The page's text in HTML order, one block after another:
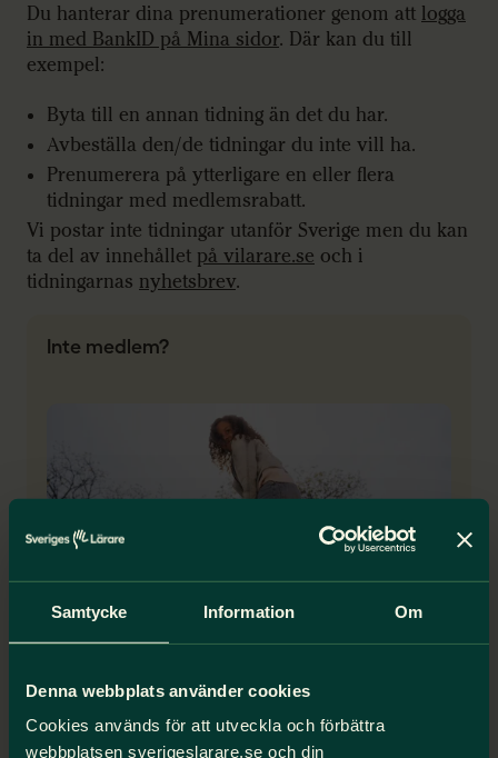
Samtycke Information Om
Denna webbplats använder cookies
Cookies används för att utveckla och förbättra
webbplatsen sverigeslarare.se och din
Du hanterar dina prenumerationer genom att logga
in med BankID på Mina sidor. Där kan du till
exempel:
Byta till en annan tidning än det du har.
Avbeställa den/de tidningar du inte vill ha.
Prenumerera på ytterligare en eller flera
tidningar med medlemsrabatt.
Vi postar inte tidningar utanför Sverige men du kan
ta del av innehållet på vilarare.se och i
tidningarnas nyhetsbrev.
Inte medlem?
Självklart kan du prenumerera utan att vara
medlem. Våra ordinarie priser är: